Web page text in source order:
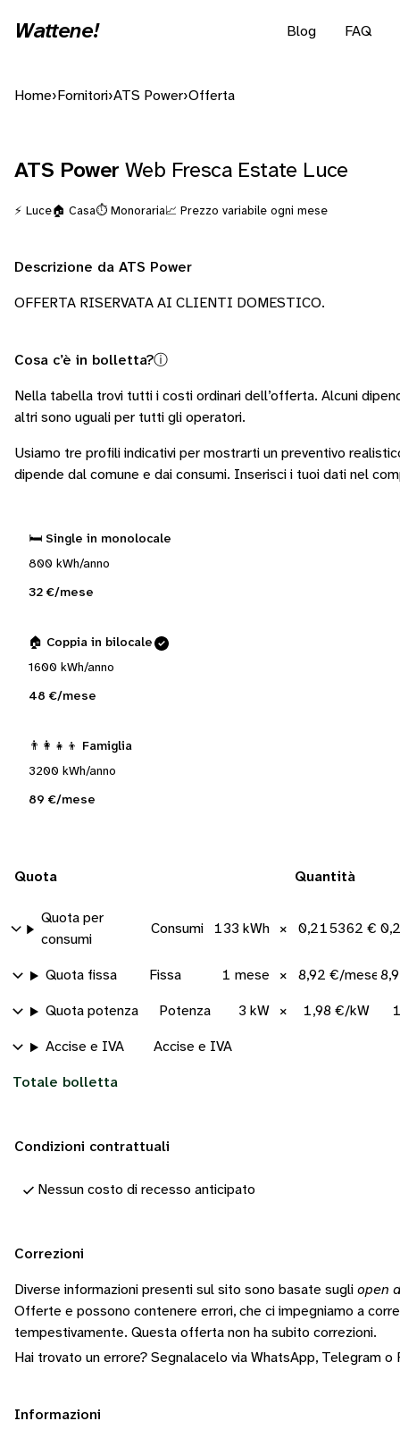
Wattene! Blog FAQ
Home› Fornitori›ATS Power›Offerta
ATS Power Web Fresca Estate Luce
⚡ Luce🏠 Casa⏱️ Monoraria📈 Prezzo variabile ogni mese
Descrizione da ATS Power
OFFERTA RISERVATA AI CLIENTI DOMESTICO.
Cosa c’è in bolletta?ⓘ
Nella tabella trovi tutti i costi ordinari dell’offerta. Alcuni
altri sono uguali per tutti gli operatori.
Usiamo tre profili indicativi per mostrarti un preventivo
dipende dal comune e dai consumi. Inserisci i tuoi dati nel
🛏️ Single in monolocale
800 kWh/anno
32 €/mese
🏠 Coppia in bilocale
1600 kWh/anno
48 €/mese
👨‍👩‍👧‍👦 Famiglia
3200 kWh/anno
89 €/mese
Quota Quantità
Quota per
consumi
Consumi 133 kWh × 0,215362 €/
Quota fissa Fissa 1 mese × 8,92 €/mese
Quota potenza Potenza 3 kW × 1,98 €/kW
Accise e IVA Accise e IVA
Totale bolletta
Condizioni contrattuali
Nessun costo di recesso anticipato
Correzioni
Diverse informazioni presenti sul sito sono basate sugli open
Offerte e possono contenere errori, che ci impegniamo a
tempestivamente. Questa offerta non ha subito correzioni.
Hai trovato un errore? Segnalacelo via WhatsApp, Telegram o
Informazioni